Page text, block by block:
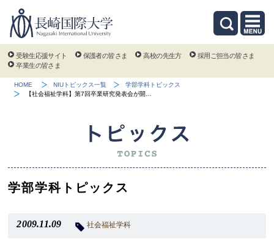
受験生応援サイト 保護者の皆さま 高校の先生方
採用ご担当の皆さま
卒業生の皆さま
HOME NIUトピックス一覧
学部学科トピックス
【社会福祉学科】第7回卒業研究発表会が開…
学部学科トピックス
2009.11.09 社会福祉学科